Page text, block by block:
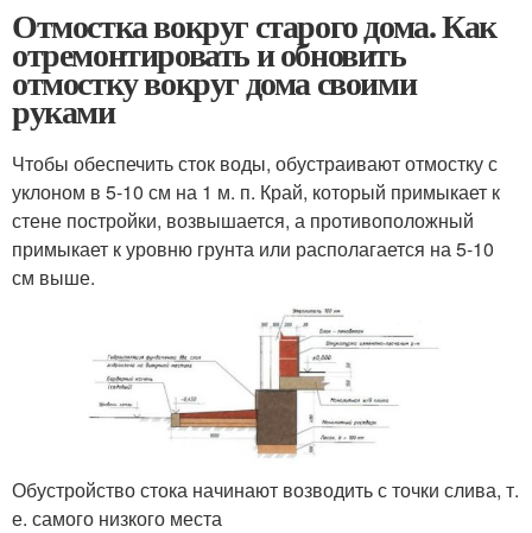
Отмостка вокруг старого дома. Как
отремонтировать и обновить
отмостку вокруг дома своими
руками
Чтобы обеспечить сток воды, обустраивают отмостку с
уклоном в 5-10 см на 1 м. п. Край, который примыкает к
стене постройки, возвышается, а противоположный
примыкает к уровню грунта или располагается на 5-10
см выше.
Обустройство стока начинают возводить с точки слива, т.
е. самого низкого места